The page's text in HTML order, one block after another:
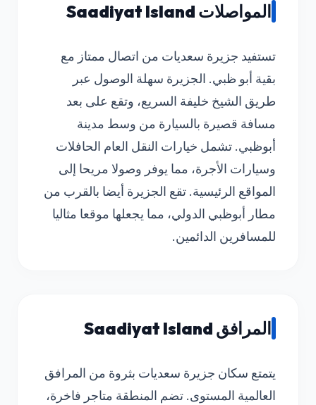
المواصلات Saadiyat Island
تستفيد جزيرة سعديات من اتصال ممتاز مع
بقية أبو ظبي. الجزيرة سهلة الوصول عبر
طريق الشيخ خليفة السريع، وتقع على بعد
مسافة قصيرة بالسيارة من وسط مدينة
أبوظبي. تشمل خيارات النقل العام الحافلات
وسيارات الأجرة، مما يوفر وصولا مريحا إلى
المواقع الرئيسية. تقع الجزيرة أيضا بالقرب من
مطار أبوظبي الدولي، مما يجعلها موقعا مثاليا
للمسافرين الدائمين.
المرافق Saadiyat Island
يتمتع سكان جزيرة سعديات بثروة من المرافق
العالمية المستوى. تضم المنطقة متاجر فاخرة،